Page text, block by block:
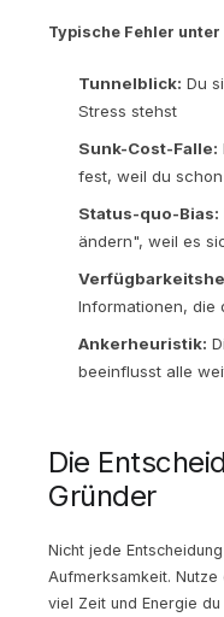
Typische Fehler unter
Tunnelblick: Du
Stress stehst
Sunk-Cost-Falle:
fest, weil du
Status-quo-Bias:
ändern", weil es
Informationen, die
Ankerheuristik:
beeinflusst alle
Die
Gründer
Nicht jede
Aufmerksamkeit.
viel Zeit und Energie